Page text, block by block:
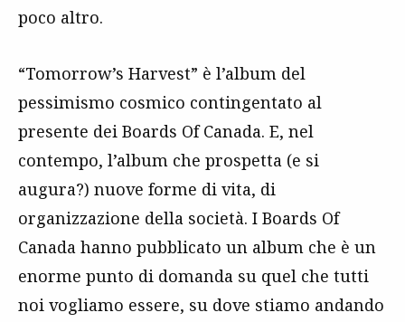
poco altro.
“Tomorrow’s Harvest” è l’album del
pessimismo cosmico contingentato al
presente dei Boards Of Canada. E, nel
contempo, l’album che prospetta (e si
augura?) nuove forme di vita, di
organizzazione della società. I Boards Of
Canada hanno pubblicato un album che è un
enorme punto di domanda su quel che tutti
noi vogliamo essere, su dove stiamo andando